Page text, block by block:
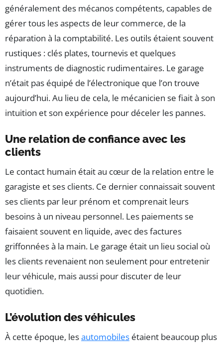
généralement des mécanos compétents, capables de
gérer tous les aspects de leur commerce, de la
réparation à la comptabilité. Les outils étaient souvent
rustiques : clés plates, tournevis et quelques
instruments de diagnostic rudimentaires. Le garage
n’était pas équipé de l’électronique que l’on trouve
aujourd’hui. Au lieu de cela, le mécanicien se fiait à son
intuition et son expérience pour déceler les pannes.
Une relation de confiance avec les
clients
Le contact humain était au cœur de la relation entre le
garagiste et ses clients. Ce dernier connaissait souvent
ses clients par leur prénom et comprenait leurs
besoins à un niveau personnel. Les paiements se
faisaient souvent en liquide, avec des factures
griffonnées à la main. Le garage était un lieu social où
les clients revenaient non seulement pour entretenir
leur véhicule, mais aussi pour discuter de leur
quotidien.
L’évolution des véhicules
À cette époque, lesautomobiles étaient beaucoup plus